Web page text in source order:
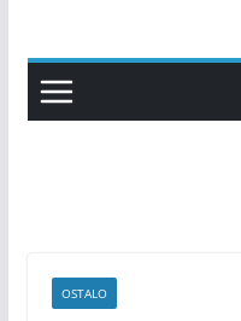
content
OSTALO